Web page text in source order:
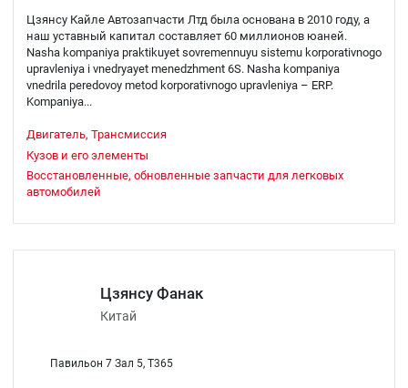
Цзянсу Кайле Автозапчасти Лтд была основана в 2010 году, а
наш уставный капитал составляет 60 миллионов юаней.
Nasha kompaniya praktikuyet sovremennuyu sistemu korporativnogo
upravleniya i vnedryayet menedzhment 6S. Nasha kompaniya
vnedrila peredovoy metod korporativnogo upravleniya – ERP.
Kompaniya...
Двигатель, Трансмиссия
Кузов и его элементы
Восстановленные, обновленные запчасти для легковых
автомобилей
Цзянсу Фанак
Китай
Павильон 7 Зал 5, T365